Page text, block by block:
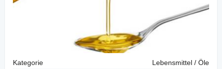
Kategorie
Lebensmittel / Öle